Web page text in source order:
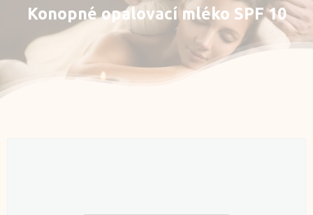
Konopné opalovací mléko SPF 10